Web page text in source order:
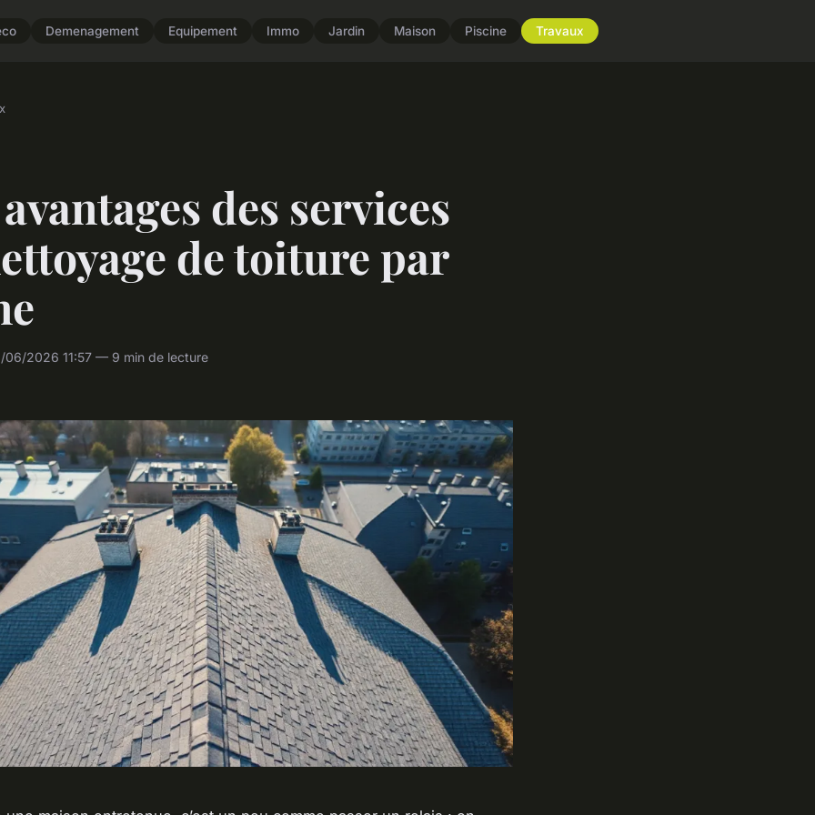
Demenagement Equipement Immo Jardin Maison Piscine Travaux
des services
de toiture par
2026 11:57 — 9 min de lecture